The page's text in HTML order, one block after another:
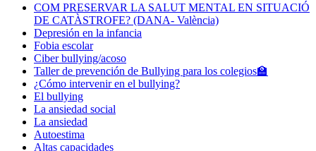
COM PRESERVAR LA SALUT MENTAL EN SITUACIÓ
DE CATÀSTROFE? (DANA- València)
Depresión en la infancia
Fobia escolar
Ciber bullying/acoso
Taller de prevención de Bullying para los colegios🏫
¿Cómo intervenir en el bullying?
El bullying
La ansiedad social
La ansiedad
Autoestima
Altas capacidades